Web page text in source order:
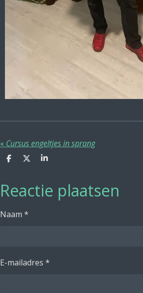
« Cursus engeltjes in sprang
D
e
n
D
S
e
Reactie plaatsen
Naam *
E-mailadres *